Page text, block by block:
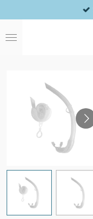
direct
naar
de